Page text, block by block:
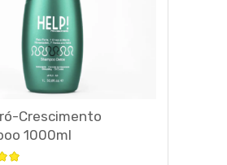
Crescimento
1000ml